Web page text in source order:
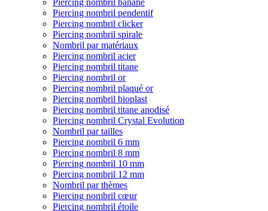
Piercing nombril banane
Piercing nombril pendentif
Piercing nombril clicker
Piercing nombril spirale
Nombril par matériaux
Piercing nombril acier
Piercing nombril titane
Piercing nombril or
Piercing nombril plaqué or
Piercing nombril bioplast
Piercing nombril titane anodisé
Piercing nombril Crystal Evolution
Nombril par tailles
Piercing nombril 6 mm
Piercing nombril 8 mm
Piercing nombril 10 mm
Piercing nombril 12 mm
Nombril par thèmes
Piercing nombril cœur
Piercing nombril étoile